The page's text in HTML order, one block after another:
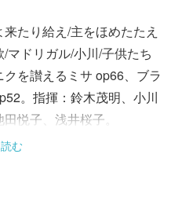
たり給え/主をほめたたえ
マドリガル/小川/子供たち
を讃えるミサ op66、ブラ
。指揮：鈴木茂明、小川
悦子、浅井桜子。
む